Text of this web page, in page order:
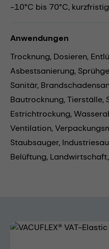
-10°C bis 70°C,
Anwendungen
Trocknung, Dosieren,
Asbestsanierung,
Sanitär,
Bautrocknung,Tierställe,
Estrichtrockung,
Ventilation,
Staubsauger,
Belüftung, Landwirtschaft,
Bildergalerie überspringen